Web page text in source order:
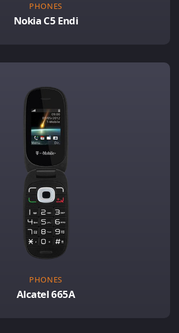
PHONES
Nokia C5 Endi
PHONES
Alcatel 665A